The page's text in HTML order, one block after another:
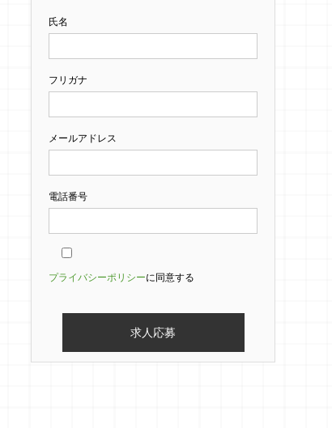
氏名
フリガナ
メールアドレス
電話番号
プライバシーポリシーに同意する